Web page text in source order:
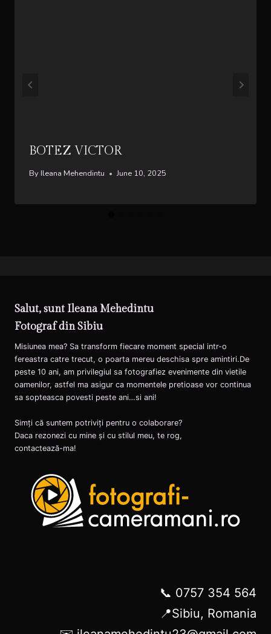
BOTEZ VICTOR
By Ileana Mehendintu June 10, 2025
Salut, sunt Ileana Mehedintu
Fotograf din Sibiu
Misiunea mea? Sa transform fiecare moment special intr-o
fereastra catre trecut, o poarta mereu deschisa spre amintiri.De
peste 10 ani, am privilegiul sa fotografiez evenimente din vietile
oamenilor, astfel ma asigur ca momentele pretioase vor continua
sa sopteasca povesti peste ani…si ani!
Simți că suntem potriviți pentru o colaborare?
Daca rezonezi cu mine și cu stilul meu, te rog,
contactează-ma!
📞 0757 354 564
📍Sibiu, Romania